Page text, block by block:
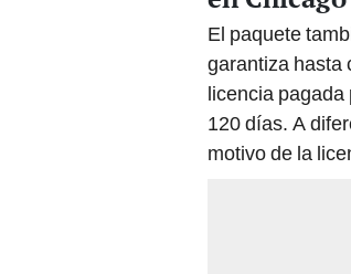
El paquete
garantiza hasta
licencia pagada
120 días. A
motivo de la